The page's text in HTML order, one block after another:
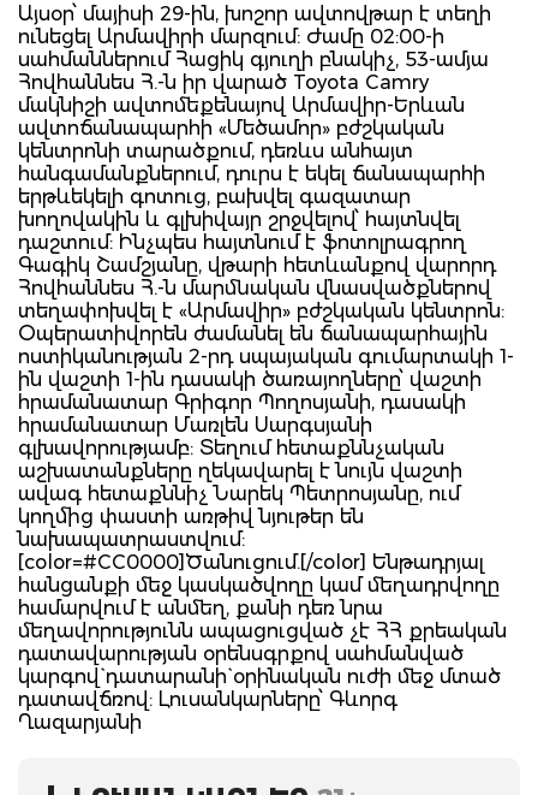
Այսօր՝ մայիսի 29-ին, խոշոր ավտովթար է տեղի
ունեցել Արմավիրի մարզում: Ժամը 02:00-ի
սահմաններում Հացիկ գյուղի բնակիչ, 53-ամյա
Հովհաննես Հ.-ն իր վարած Toyota Camry
մակնիշի ավտոմեքենայով Արմավիր-Երևան
ավտոճանապարհի «Մեծամոր» բժշկական
կենտրոնի տարածքում, դեռևս անհայտ
հանգամանքներում, դուրս է եկել ճանապարհի
երթևեկելի գոտուց, բախվել գազատար
խողովակին և գլխիվայր շրջվելով՝ հայտնվել
դաշտում: Ինչպես հայտնում է ֆոտոլրագրող
Գագիկ Շամշյանը, վթարի հետևանքով վարորդ
Հովհաննես Հ.-ն մարմնական վնասվածքներով
տեղափոխվել է «Արմավիր» բժշկական կենտրոն:
Օպերատիվորեն ժամանել են ճանապարհային
ոստիկանության 2-րդ սպայական գումարտակի 1-
ին վաշտի 1-ին դասակի ծառայողները՝ վաշտի
հրամանատար Գրիգոր Պողոսյանի, դասակի
հրամանատար Մառլեն Սարգսյանի
գլխավորությամբ: Տեղում հետաքննչական
աշխատանքները ղեկավարել է նույն վաշտի
ավագ հետաքննիչ Նարեկ Պետրոսյանը, ում
կողմից փաստի առթիվ նյութեր են
նախապատրաստվում:
[color=#CC0000]Ծանուցում.[/color] Ենթադրյալ
հանցանքի մեջ կասկածվողը կամ մեղադրվողը
համարվում է անմեղ, քանի դեռ նրա
մեղավորությունն ապացուցված չէ ՀՀ քրեական
դատավարության օրենսգրքով սահմանված
կարգով` դատարանի` օրինական ուժի մեջ մտած
դատավճռով: Լուսանկարները՝ Գևորգ
Ղազարյանի